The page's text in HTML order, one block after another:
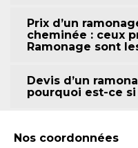
Prix d’un
cheminée : ceux
Ramonage sont
Devis d’un
pourquoi est-ce
Nos coordonnées